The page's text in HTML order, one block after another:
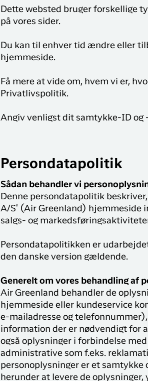
Dette websted bruger forskellige
på vores sider.
Du kan til enhver tid ændre eller
hjemmeside.
Få mere at vide om, hvem vi er,
Privatlivspolitik.
Angiv venligst dit samtykke-ID og
Persondatapolitik
Sådan behandler vi
Denne persondatapolitik
A/S' (Air Greenland) hjemmeside
salgs- og
Persondatapolitikken er
den danske version gældende.
Generelt om vores behandling af
Air Greenland behandler de
hjemmeside eller kundeservice
e-mailadresse og
information der er nødvendigt for
også oplysninger i forbindelse
administrative som f.eks.
personoplysninger er et samtykke
herunder at levere de